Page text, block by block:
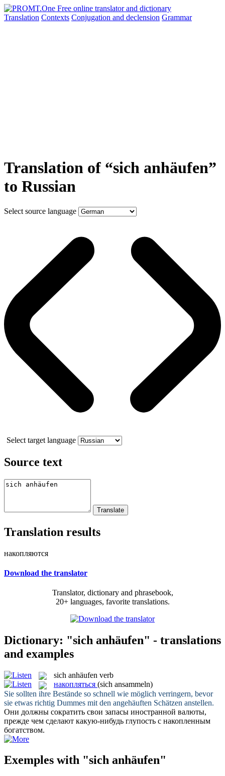
Translation Contexts Conjugation and declension Grammar
Translation of “sich anhäufen”
to Russian
Select source language
Select target language
Source text
Translation results
накопляются
Download the translator
Translator, dictionary and phrasebook,
20+ languages, favorite translations.
Dictionary: "sich anhäufen" - translations
and examples
sich anhäufen verb
накопляться (sich ansammeln)
Sie sollten ihre Bestände so schnell wie möglich verringern, bevor
sie etwas richtig Dummes mit den angehäuften Schätzen anstellen.
Они должны сократить свои запасы иностранной валюты,
прежде чем сделают какую-нибудь глупость с накопленным
богатством.
Exemples with "sich anhäufen"